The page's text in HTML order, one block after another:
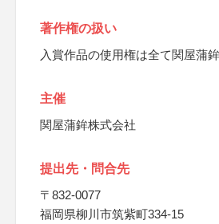
著作権の扱い
入賞作品の使用権は全て関屋蒲
主催
関屋蒲鉾株式会社
提出先・問合先
〒832-0077
福岡県柳川市筑紫町334-15